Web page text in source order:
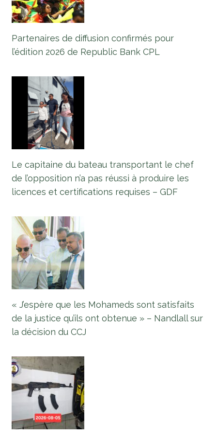
Partenaires de diffusion confirmés pour
l’édition 2026 de Republic Bank CPL
Le capitaine du bateau transportant le chef
de l’opposition n’a pas réussi à produire les
licences et certifications requises – GDF
« J’espère que les Mohameds sont satisfaits
de la justice qu’ils ont obtenue » – Nandlall sur
la décision du CCJ